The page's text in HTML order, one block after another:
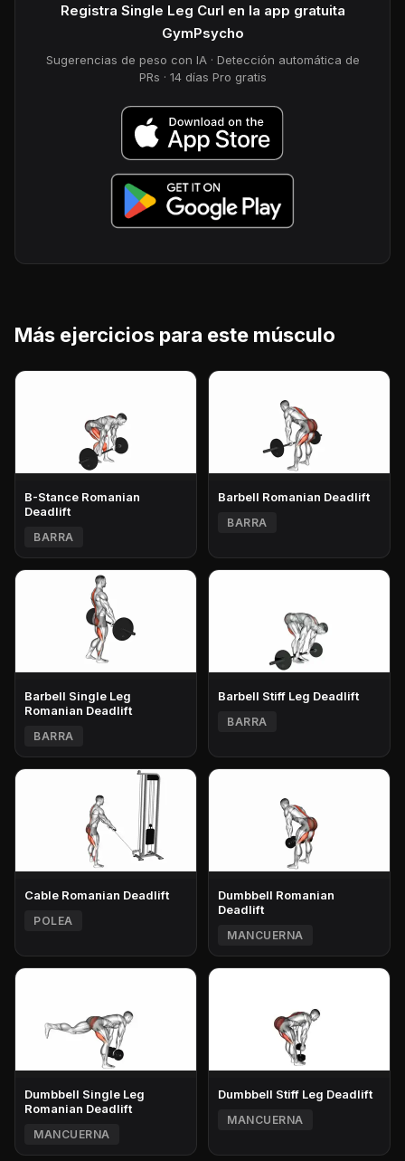
Registra Single Leg Curl en la app gratuita
GymPsycho
Sugerencias de peso con IA · Detección automática de
PRs · 14 días Pro gratis
Más ejercicios para este músculo
B-Stance Romanian
Deadlift
BARRA
Barbell Romanian Deadlift
BARRA
Barbell Single Leg
Romanian Deadlift
BARRA
Barbell Stiff Leg Deadlift
BARRA
Cable Romanian Deadlift
POLEA
Dumbbell Romanian
Deadlift
MANCUERNA
Dumbbell Single Leg
Romanian Deadlift
MANCUERNA
Dumbbell Stiff Leg Deadlift
MANCUERNA